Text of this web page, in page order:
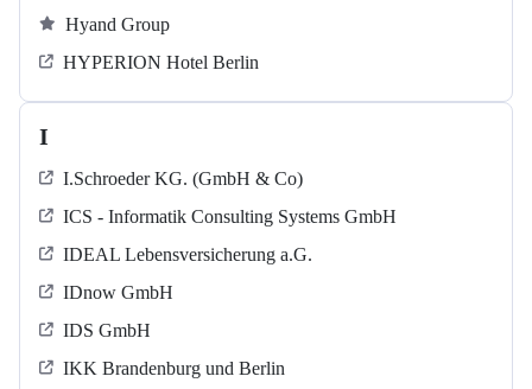
Hyand Group
HYPERION Hotel Berlin
I
I.Schroeder KG. (GmbH & Co)
ICS - Informatik Consulting Systems GmbH
IDEAL Lebensversicherung a.G.
IDnow GmbH
IDS GmbH
IKK Brandenburg und Berlin